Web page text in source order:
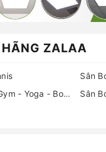
ZALAA
Sân
Phòng Gym - Yoga - Boxing
Sân